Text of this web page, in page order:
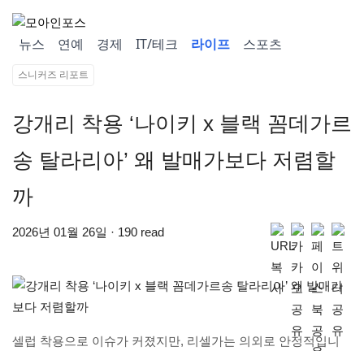
뉴스 연예 경제 IT/테크 라이프 스포츠
스니커즈 리포트
강개리 착용 ‘나이키 x 블랙 꼼데가르
송 탈라리아’ 왜 발매가보다 저렴할
까
2026년 01월 26일 · 190 read
셀럽 착용으로 이슈가 커졌지만, 리셀가는 의외로 안정적입니